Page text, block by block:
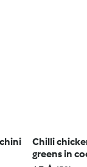
Chilli
greens in